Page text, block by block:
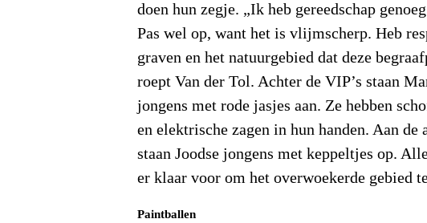
doen hun zegje. „Ik heb gereedschap
Pas wel op, want het is vlijmscherp. Heb
graven en het natuurgebied dat deze
roept Van der Tol. Achter de VIP’s staan
jongens met rode jasjes aan. Ze hebben
en elektrische zagen in hun handen. Aan de
staan Joodse jongens met keppeltjes op.
er klaar voor om het overwoekerde gebied
Paintballen